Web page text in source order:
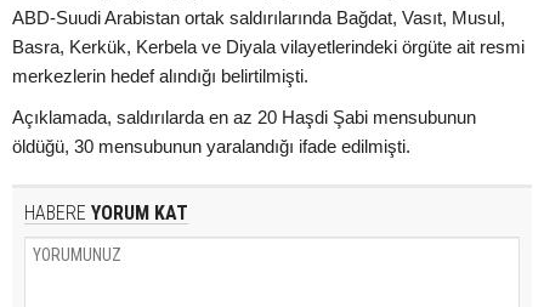
ABD-Suudi Arabistan ortak saldırılarında Bağdat, Vasıt, Musul,
Basra, Kerkük, Kerbela ve Diyala vilayetlerindeki örgüte ait resmi
merkezlerin hedef alındığı belirtilmişti.
Açıklamada, saldırılarda en az 20 Haşdi Şabi mensubunun
öldüğü, 30 mensubunun yaralandığı ifade edilmişti.
HABERE YORUM KAT